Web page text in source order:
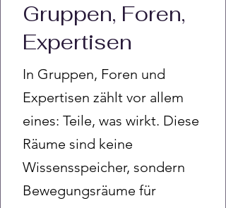
Gruppen, Foren,
Expertisen
In Gruppen, Foren und
Expertisen zählt vor allem
eines: Teile, was wirkt. Diese
Räume sind keine
Wissensspeicher, sondern
Bewegungsräume für